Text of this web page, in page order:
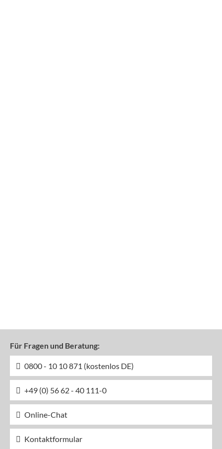
Für Fragen und Beratung:
0800 - 10 10 871 (kostenlos DE)
+49 (0) 56 62 - 40 111-0
Online-Chat
Kontaktformular